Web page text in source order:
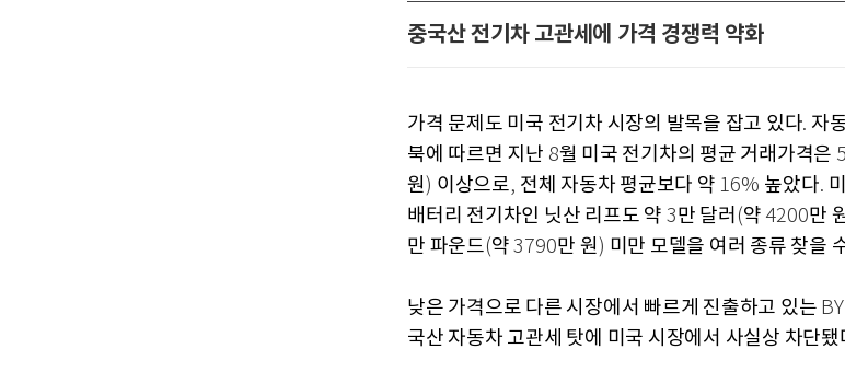
중국산 전기차 고관세에 가격 경쟁력 약화
가격 문제도 미국 전기차 시장의 발목을 잡고 있다. 자
북에 따르면 지난 8월 미국 전기차의 평균 거래가격은 5
원 ) 이상으로, 전체 자동차 평균보다 약 16% 높았다.
배터리 전기차인 닛산 리프도 약 3만 달러 (약 4200만
만 파운드(약3790만 원 ) 미만 모델을 여러 종류 찾을
낮은 가격으로 다른 시장에서 빠르게 진출하고 있는
국산 자동차 고관세 탓에 미국 시장에서 사실상 차단됐